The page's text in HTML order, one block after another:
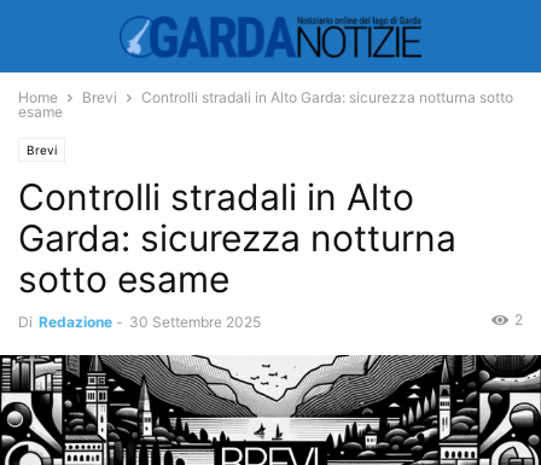
Home Brevi
Controlli stradali in Alto Garda: sicurezza notturna sotto
esame
Brevi
Controlli stradali in Alto
Garda: sicurezza notturna
sotto esame
Di Redazione - 30 Settembre 2025 2